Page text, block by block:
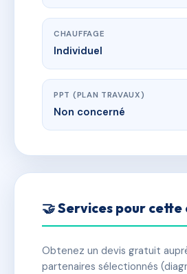
CHAUFFAGE
Individuel
PPT (PLAN TRAVAUX)
Non concerné
🤝 Services pour
Obtenez un devis gratuit
partenaires sélectionnés